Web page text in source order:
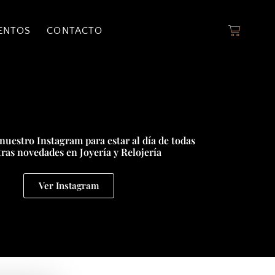
CONTACTO
Instagram para estar al día de todas
novedades en Joyería y Relojería
Ver Instagram